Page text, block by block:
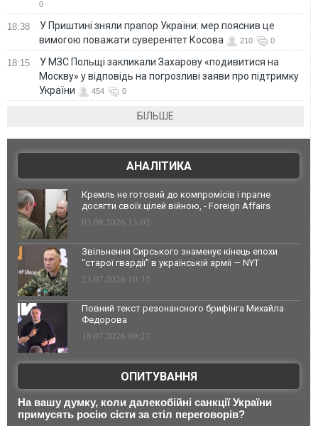
0
18:38
У Приштині зняли прапор України: мер пояснив це
вимогою поважати суверенітет Косова
210 0
18:15
У МЗС Польщі закликали Захарову «подивитися на
Москву» у відповідь на погрозливі заяви про підтримку
України
454 0
БІЛЬШЕ
АНАЛІТИКА
Кремль не готовий до компромісів і прагне
досягти своїх цілей війною, - Foreign Affairs
03.08.2026 13:02
Звільнення Сирського знаменує кінець епохи
"старої гвардії" в українській армії — NYT
23.07.2026 10:32
Повний текст резонансного брифінга Михайла
Федорова
18.07.2026 09:27
ОПИТУВАННЯ
На вашу думку, коли далекобійні санкції України
примусять росію сісти за стіл переговорів?